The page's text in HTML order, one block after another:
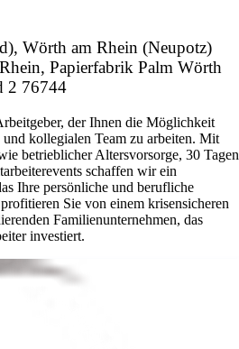
Wörth am Rhein (Neupotz)
Papierfabrik Palm Wörth
2 76744
der Ihnen die Möglichkeit
kollegialen Team zu arbeiten. Mit
betrieblicher Altersvorsorge, 30 Tagen
schaffen wir ein
Ihre persönliche und berufliche
Sie von einem krisensicheren
Familienunternehmen, das
investiert.